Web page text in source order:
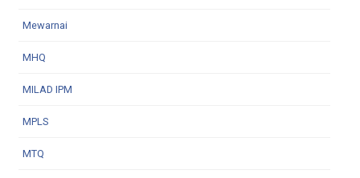
Mewarnai
MHQ
MILAD IPM
MPLS
MTQ